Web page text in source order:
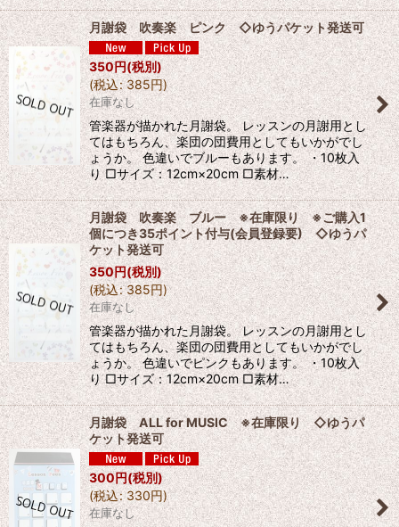
月謝袋 吹奏楽 ピンク ◇ゆうパケット発送可
350円(税別)
(税込: 385円)
在庫なし
管楽器が描かれた月謝袋。 レッスンの月謝用とし
てはもちろん、楽団の団費用としてもいかがでし
ょうか。 色違いでブルーもあります。 ・10枚入
り □サイズ：12cm×20cm □素材…
月謝袋 吹奏楽 ブルー ※在庫限り ※ご購入1
個につき35ポイント付与(会員登録要) ◇ゆうパ
ケット発送可
350円(税別)
(税込: 385円)
在庫なし
管楽器が描かれた月謝袋。 レッスンの月謝用とし
てはもちろん、楽団の団費用としてもいかがでし
ょうか。 色違いでピンクもあります。 ・10枚入
り □サイズ：12cm×20cm □素材…
月謝袋 ALL for MUSIC ※在庫限り ◇ゆうパ
ケット発送可
300円(税別)
(税込: 330円)
在庫なし